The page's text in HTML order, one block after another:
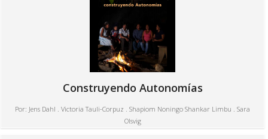
Construyendo Autonomías
Por: Jens Dahl . Victoria Tauli-Corpuz . Shapiom Noningo Shankar Limbu . Sara
Olsvig